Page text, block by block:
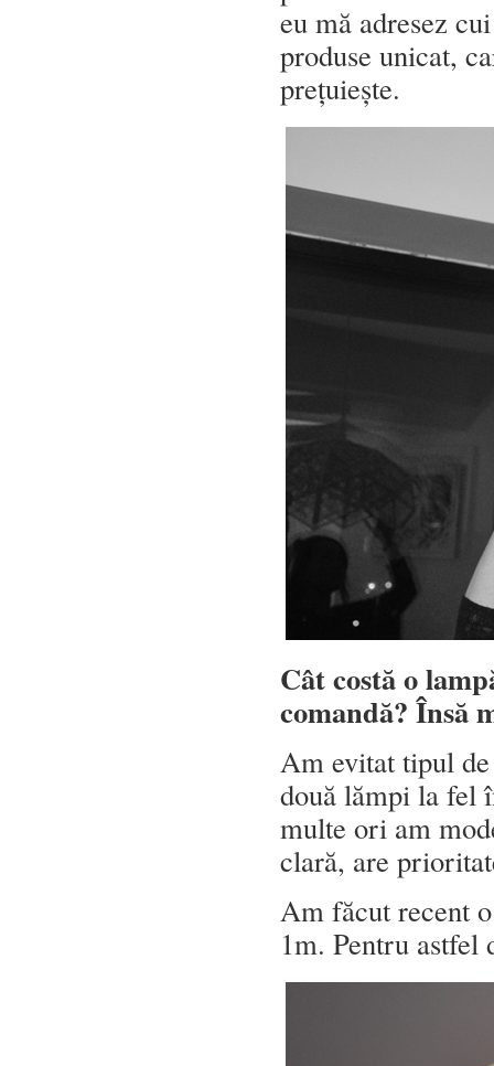
eu mă adresez
produse unicat,
prețuiește.
Cât costă o
comandă?
Am evitat tipul
două lămpi la fel
multe ori am
clară, are
Am făcut recent
1m. Pentru